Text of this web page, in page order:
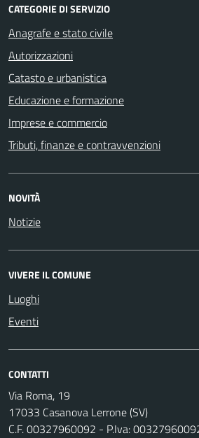
CATEGORIE DI SERVIZIO
Anagrafe e stato civile
Autorizzazioni
Catasto e urbanistica
Educazione e formazione
Imprese e commercio
Tributi, finanze e contravvenzioni
NOVITÀ
Notizie
VIVERE IL COMUNE
Luoghi
Eventi
CONTATTI
Via Roma, 19
17033 Casanova Lerrone (SV)
C.F. 00327960092 - P.Iva: